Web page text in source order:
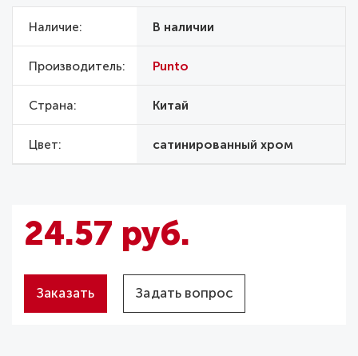
Наличие В наличии
Производитель Punto
Страна Китай
Цвет сатинированный хром
24.57 руб.
Заказать Задать вопрос